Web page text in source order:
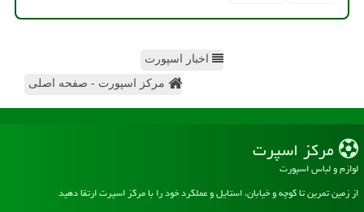
اخبار اسپورت
مرکز اسپورت - صفحه اصلی
مركز اسپرت
لوازم و لباس اسپورت
از زمین تمرین تا کوچه و خیابان، استایل و عملکرد خود را با مرکز اسپرت ارتقا دهید